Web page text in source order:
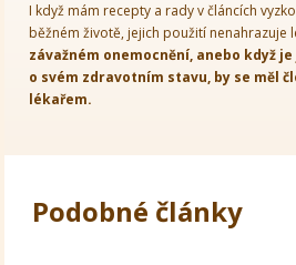
I když mám recepty a rady v článcích
běžném životě, jejich použití nenahrazuje
závažném onemocnění, anebo když
o svém zdravotním stavu, by se měl
lékařem.
Podobné články